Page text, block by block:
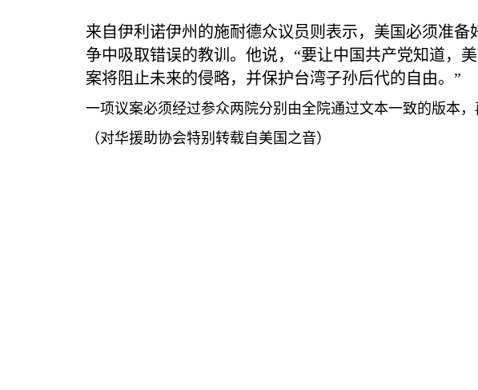
来自伊利诺伊州的施耐德众议员则表示，美国必须准
争中吸取错误的教训。他说，“要让中国共产党知道，
案将阻止未来的侵略，并保护台湾子孙后代的自由。”
一项议案必须经过参众两院分别由全院通过文本一致的版本，
（对华援助协会特别转载自美国之音）